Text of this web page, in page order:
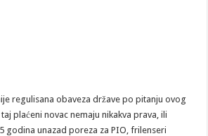
regulisana obaveza države po pitanju ovog
plaćeni novac nemaju nikakva prava, ili
godina unazad poreza za PIO, frilenseri